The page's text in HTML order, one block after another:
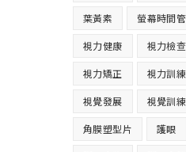
葉黃素 螢幕時間
視力健康 視力檢查
視力矯正 視力訓練
視覺發展 視覺訓練
角膜塑型片 護眼